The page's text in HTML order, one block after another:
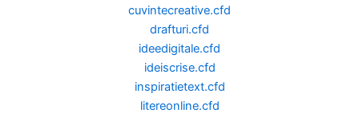
cuvintecreative.cfd
drafturi.cfd
ideedigitale.cfd
ideiscrise.cfd
inspiratietext.cfd
litereonline.cfd